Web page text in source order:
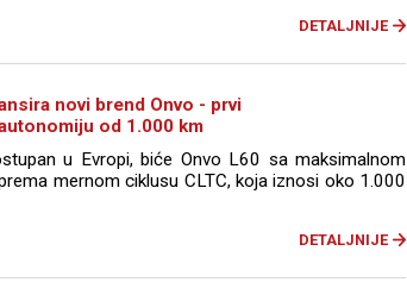
DETALJNIJE
novi brend Onvo - prvi
od 1.000 km
u Evropi, biće Onvo L60 sa maksimalnom
mernom ciklusu CLTC, koja iznosi oko 1.000
DETALJNIJE